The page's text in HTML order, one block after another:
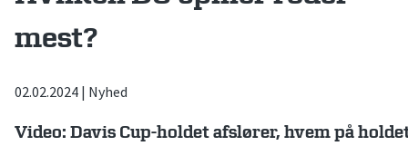
mest?
02.02.2024 | Nyhed
Video: Davis Cup-holdet afslører, hvem på